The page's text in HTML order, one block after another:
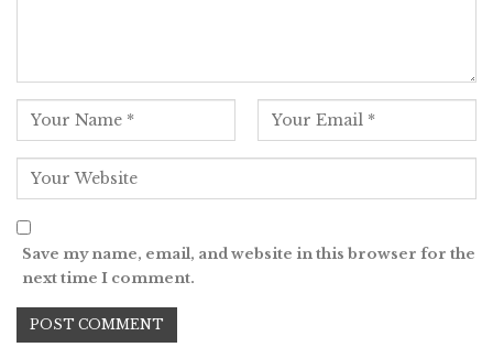
Save my name, email, and website in this browser for the
next time I comment.